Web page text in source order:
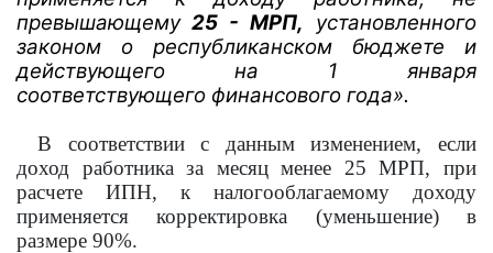
превышающему25 - МРП, установленного
законом о республиканском бюджете и
действующего на 1 января
соответствующего финансового года».
В соответствии с данным изменением, если
доход работника за месяц менее 25 МРП, при
расчете ИПН, к налогооблагаемому доходу
применяется корректировка (уменьшение) в
размере 90%.